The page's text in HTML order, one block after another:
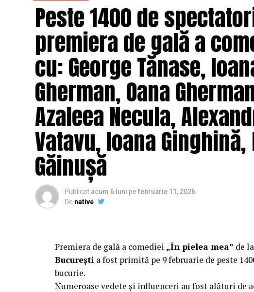
Peste 1400 de
premiera de gală a
cu: George Tănase,
Gherman, Oana
Azaleea Necula,
Vatavu, Ioana
Găinușă
Publicat acum 6 luni pe februarie 11, 2026
De native
Premiera de gală a comediei „În pielea mea” de la
București a fost primită pe 9 februarie de peste
bucurie.
Numeroase vedete și influenceri au fost alături de